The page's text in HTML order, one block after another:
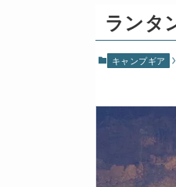
ランタ
キャンプギア